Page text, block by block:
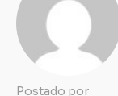
Postado por